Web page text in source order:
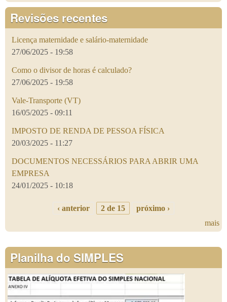
Revisões recentes
Licença maternidade e salário-maternidade
27/06/2025 - 19:58
Como o divisor de horas é calculado?
27/06/2025 - 19:58
Vale-Transporte (VT)
16/05/2025 - 09:11
IMPOSTO DE RENDA DE PESSOA FÍSICA
20/03/2025 - 11:27
DOCUMENTOS NECESSÁRIOS PARA ABRIR UMA
EMPRESA
24/01/2025 - 10:18
‹ anterior 2 de 15
próximo ›
mais
Planilha do SIMPLES